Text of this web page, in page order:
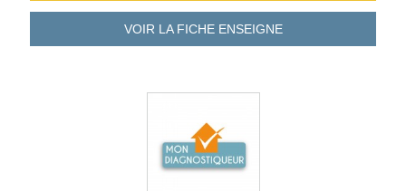
VOIR LA FICHEENSEIGNE